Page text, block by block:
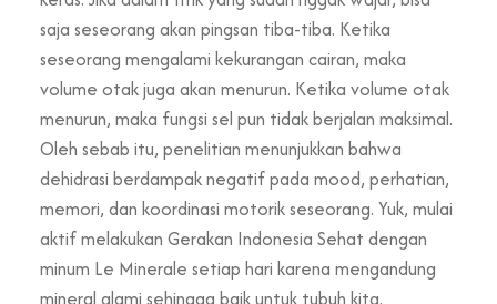
saja seseorang akan pingsan tiba-tiba. Ketika
seseorang mengalami kekurangan cairan, maka
volume otak juga akan menurun. Ketika volume otak
menurun, maka fungsi sel pun tidak berjalan maksimal.
Oleh sebab itu, penelitian menunjukkan bahwa
dehidrasi berdampak negatif pada mood, perhatian,
memori, dan koordinasi motorik seseorang. Yuk, mulai
aktif melakukan Gerakan Indonesia Sehat dengan
minum Le Minerale setiap hari karena mengandung
mineral alami sehingga baik untuk tubuh kita.